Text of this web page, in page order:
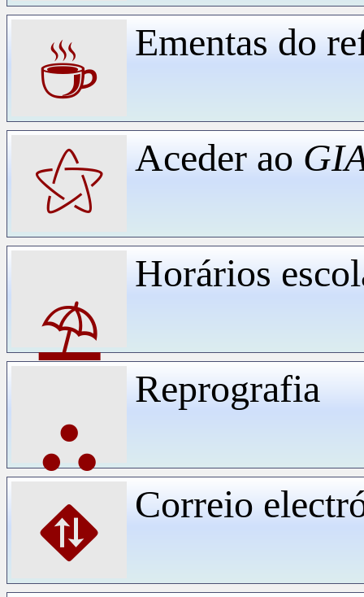
☕ Ementas do
⚝ Aceder ao
⛱
Horários
⛬
Reprografia
⛖ Correio